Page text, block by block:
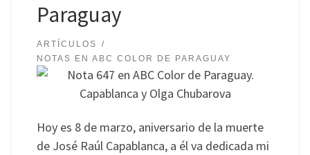
Paraguay
ARTÍCULOS
NOTAS EN ABC COLOR DE PARAGUAY
Hoy es 8 de marzo, aniversario de la muerte
de José Raúl Capablanca, a él va dedicada mi